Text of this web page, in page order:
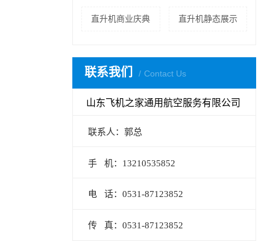
直升机商业庆典 直升机静态展示
联系我们 Contact Us
山东飞机之家通用航空服务有限公司
联系人：郭总
手 机：13210535852
电 话：0531-87123852
传 真：0531-87123852